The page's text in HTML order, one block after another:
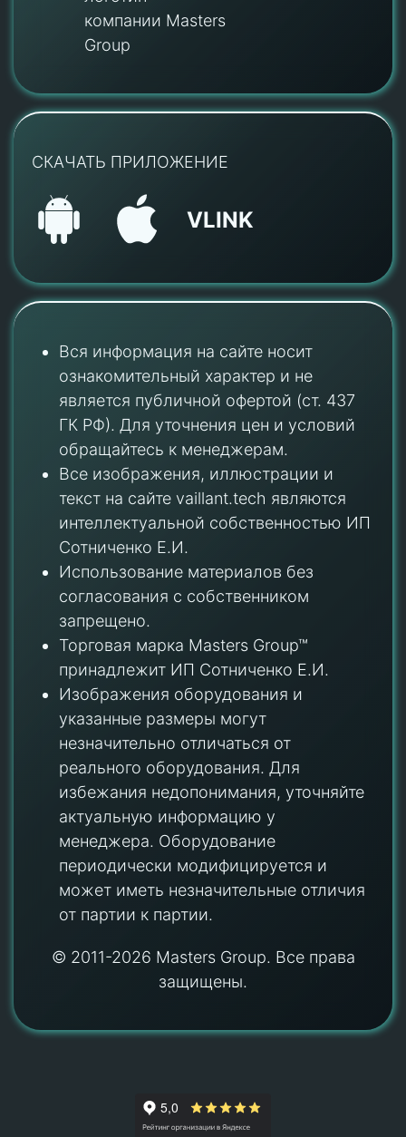
компании Masters
Group
СКАЧАТЬ ПРИЛОЖЕНИЕ
VLINK
Вся информация на сайте носит
ознакомительный характер и не
является публичной офертой (ст. 437
ГК РФ). Для уточнения цен и условий
обращайтесь к менеджерам.
Все изображения, иллюстрации и
текст на сайте vaillant.tech являются
интеллектуальной собственностью ИП
Сотниченко Е.И.
Использование материалов без
согласования с собственником
запрещено.
Торговая марка Masters Group™
принадлежит ИП Сотниченко Е.И.
Изображения оборудования и
указанные размеры могут
незначительно отличаться от
реального оборудования. Для
избежания недопонимания, уточняйте
актуальную информацию у
менеджера. Оборудование
периодически модифицируется и
может иметь незначительные отличия
от партии к партии.
© 2011-2026 Masters Group. Все права
защищены.